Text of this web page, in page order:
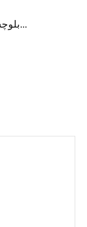
بلوچستان: ضلع موسیٰ خیل م...